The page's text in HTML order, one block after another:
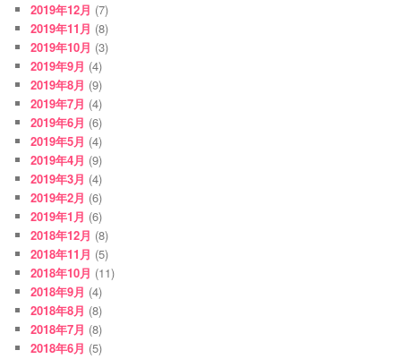
2019年12月 (7)
2019年11月 (8)
2019年10月 (3)
2019年9月 (4)
2019年8月 (9)
2019年7月 (4)
2019年6月 (6)
2019年5月 (4)
2019年4月 (9)
2019年3月 (4)
2019年2月 (6)
2019年1月 (6)
2018年12月 (8)
2018年11月 (5)
2018年10月 (11)
2018年9月 (4)
2018年8月 (8)
2018年7月 (8)
2018年6月 (5)